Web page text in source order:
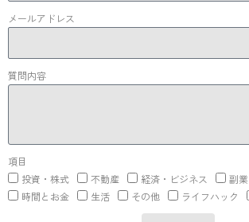
メールアドレス
質問内容
項目
投資・株式
不動産 経済・ビジネス 副業
時間とお金
生活 その他 ライフハック